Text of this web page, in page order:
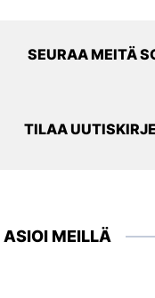
SEURAA MEITÄ
TILAA
ASIOI MEILLÄ